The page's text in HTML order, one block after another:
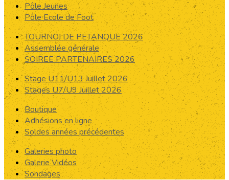
Pôle Jeunes
Pôle Ecole de Foot
TOURNOI DE PETANQUE 2026
Assemblée générale
SOIREE PARTENAIRES 2026
Stage U11/U13 Juillet 2026
Stages U7/U9 Juillet 2026
Boutique
Adhésions en ligne
Soldes années précédentes
Galeries photo
Galerie Vidéos
Sondages